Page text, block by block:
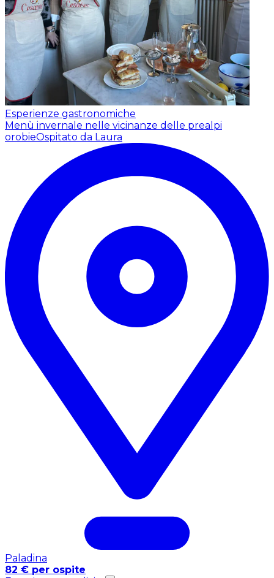
Esperienze gastronomiche
Menù invernale nelle vicinanze delle prealpi
orobieOspitato da Laura
Paladina
82 € per ospite